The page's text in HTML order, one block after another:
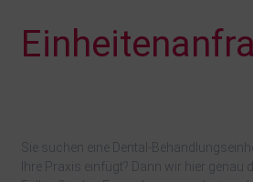
Sie suchen eine Dental-
Ihre Praxis einfügt? Dann wir hier genau